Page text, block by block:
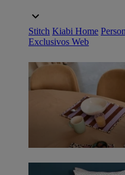
Stitch Kiabi Home
Exclusivos Web